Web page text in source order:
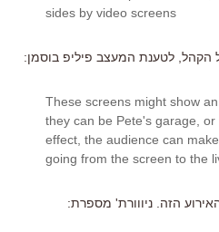
sides by video screens
הקהל, לטענת המעצב פיליפ בוסמן:
These screens might show
they can be Pete's garage,
effect, the audience can
going from the screen to the
הזה. ניווורת' מספרת: